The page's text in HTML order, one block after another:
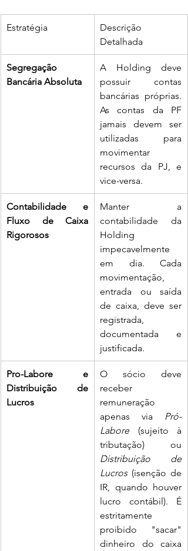
Estratégia
Descrição
Detalhada
Segregação
Bancária Absoluta
A Holding deve
possuir contas
bancárias próprias.
As contas da PF
jamais devem ser
utilizadas para
movimentar
recursos da PJ, e
vice-versa.
Contabilidade e
Fluxo de Caixa
Rigorosos
Manter a
contabilidade da
Holding
impecavelmente
em dia. Cada
movimentação,
entrada ou saída
de caixa, deve ser
registrada,
documentada e
justificada.
Pro-Labore e
Distribuição de
Lucros
O sócio deve
receber
remuneração
apenas via
Pró-
Labore (sujeito à
Distribuição de
Lucros (isenção de
IR, quando houver
lucro contábil). É
estritamente
proibido "sacar"
dinheiro do caixa